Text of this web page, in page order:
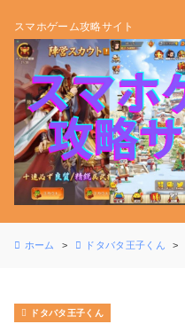
スマホゲーム攻略サイト
ホーム ドタバタ王子くん
ドタバタ王子くん